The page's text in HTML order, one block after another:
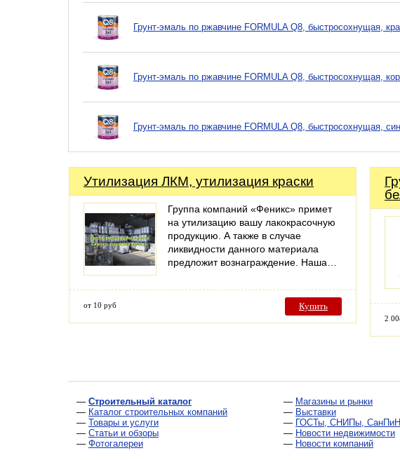
Грунт-эмаль по ржавчине FORMULA Q8, быстросохнущая,
Грунт-эмаль по ржавчине FORMULA Q8, быстросохнущая,
Грунт-эмаль по ржавчине FORMULA Q8, быстросохнущая,
Утилизация ЛКМ, утилизация краски
Группа компаний «Феникс» примет
на утилизацию вашу лакокрасочную
продукцию. А также в случае
ликвидности данного материала
предложит вознаграждение. Наша…
от 10 руб Купить
2
— Строительный каталог
— Каталог строительных компаний
— Товары и услуги
— Статьи и обзоры
— Фотогалереи
— Магазины и рынки
— Выставки
— ГОСТы, СНИПы,
— Новости недвижимости
— Новости компаний